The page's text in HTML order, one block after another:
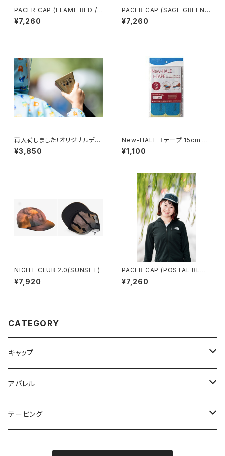
PACER CAP (FLAME RED /
CORAL / BROWN)
¥7,260
PACER CAP (SAGE GREEN /
CHARCOAL / MINT GREEN)
¥7,260
再入荷しました！オリジナルデザ
インのカウベル
¥3,850
New-HALE Ｉテープ 15cm 12
枚入り (ターコイズ)
¥1,100
NIGHT CLUB 2.0(SUNSET)
¥7,920
PACER CAP (POSTAL BLUE
/ DUST GREY / NAVY BLUE)
¥7,260
CATEGORY
キャップ
NIGHT CLUB CAP
CLUB CAP
アパレル
ネックウォーマー
テーピング